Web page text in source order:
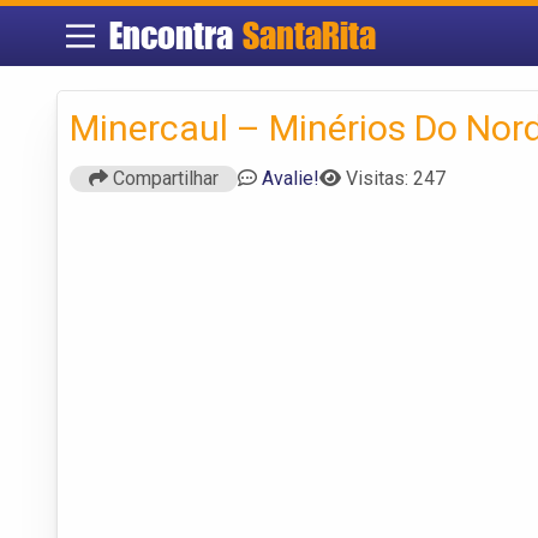
Encontra SantaRita
Minercaul – Minérios Do
Compartilhar Avalie! Visitas: 247